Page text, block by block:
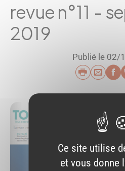
revue n°11 -
2019
Publié le 02/
Ce site utilise
et vous donne